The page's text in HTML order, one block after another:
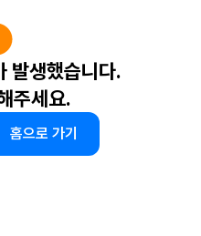
발생했습니다.
주세요.
홈으로 가기